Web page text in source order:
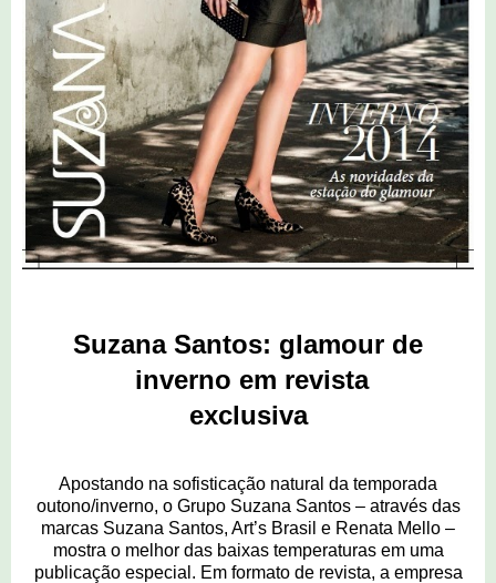
Suzana Santos: glamour de
inverno em revista
exclusiva
Apostando na sofisticação natural da temporada
outono/inverno, o Grupo Suzana Santos – através das
marcas Suzana Santos, Art’s Brasil e Renata Mello –
mostra o melhor das baixas temperaturas em uma
publicação especial. Em formato de revista, a empresa